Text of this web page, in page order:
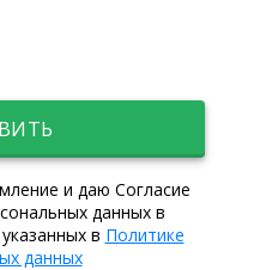
и даю Согласие
данных в
в Политике
данных